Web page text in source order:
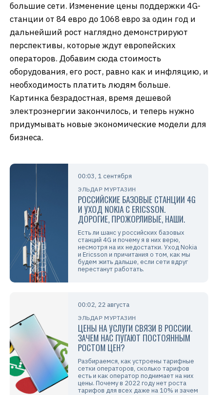
большие сети. Изменение цены поддержки 4G-
станции от 84 евро до 1068 евро за один год и
дальнейший рост наглядно демонстрируют
перспективы, которые ждут европейских
операторов. Добавим сюда стоимость
оборудования, его рост, равно как и инфляцию, и
необходимость платить людям больше.
Картинка безрадостная, время дешевой
электроэнергии закончилось, и теперь нужно
придумывать новые экономические модели для
бизнеса.
00:03, 1 сентября
ЭЛЬДАР МУРТАЗИН
РОССИЙСКИЕ БАЗОВЫЕ СТАНЦИИ 4G
И УХОД NOKIA C ERICSSON.
ДОРОГИЕ, ПРОЖОРЛИВЫЕ, НАШИ.
Есть ли шанс у российских базовых
станций 4G и почему я в них верю,
несмотря на их недостатки. Уход Nokia
и Ericsson и причитания о том, как мы
будем жить дальше, если сети вдруг
перестанут работать.
00:02, 22 августа
ЭЛЬДАР МУРТАЗИН
ЦЕНЫ НА УСЛУГИ СВЯЗИ В РОССИИ.
ЗАЧЕМ НАС ПУГАЮТ ПОСТОЯННЫМ
РОСТОМ ЦЕН?
Разбираемся, как устроены тарифные
сетки операторов, сколько тарифов
есть и как оператор поднимает на них
цены. Почему в 2022 году нет роста
тарифов для всех даже на 10% и зачем